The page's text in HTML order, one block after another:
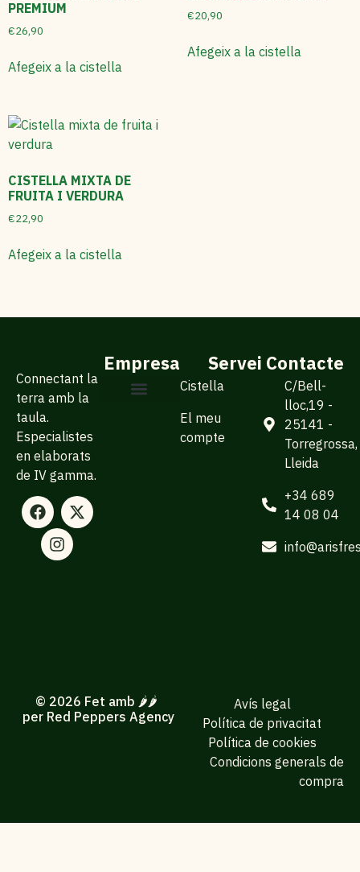
PREMIUM
€26,90
Afegeix a la cistella
€20,90
Afegeix a la cistella
CISTELLA MIXTA DE
FRUITA I VERDURA
€22,90
Afegeix a la cistella
Connectant la
terra amb la
taula.
Especialistes
en elaborats
de IV gamma.
Empresa Servei
Cistella
El meu
compte
Contacte
C/Bell-
lloc,19 -
25141 -
Torregrossa,
Lleida
+34 689
14 08 04
© 2026 Fet amb 🌶️🌶️
per Red Peppers Agency
Avís legal
Política de privacitat
Política de cookies
Condicions generals de
compra